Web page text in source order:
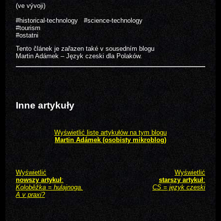
(ve vývoji)
#historical-technology
#science-technology
#tourism
#ostatni
Tento článek je zařazen také v sousedním blogu
Martin Adámek – Język czeski dla Polaków.
Inne artykuły
Wyświetlić listę artykułów na tym blogu
Martin Adámek (osobisty mikroblog)
Wyświetlić
nowszy artykuł:
Koloběžka = hulajnoga.
A v praxi?
Wyświetlić
starszy artykuł:
CS = język czeski